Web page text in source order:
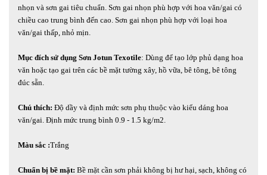
nhọn và sơn gai tiêu chuẩn. Sơn gai nhọn phù hợp với hoa văn/gai có
chiều cao trung bình đến cao. Sơn gai nhọn phù hợp với loại hoa
văn/gai thấp, nhỏ mịn.
Mục đích sử dụng Sơn Jotun Texotile: Dùng để tạo lớp phủ dạng hoa
văn hoặc tạo gai trên các bề mặt tường xây, hồ vữa, bê tông, bê tông
đúc sẵn.
Chú thích: Độ dầy và định mức sơn phụ thuộc vào kiểu dáng hoa
văn/gai. Định mức trung bình 0.9 - 1.5 kg/m2.
Màu sắc :Trắng
Chuẩn bị bề mặt: Bề mặt cần sơn phải không bị hư hại, sạch, không có